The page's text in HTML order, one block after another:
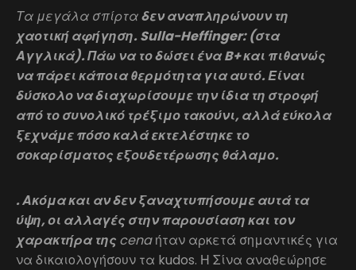
Τα μεγάλα σπίρταδεν αναπληρώνουν τη
χαοτική αφήγηση. Sulla-Heffinger: (στα
Αγγλικά). Πάω να το δώσει ένα B+ και πιθανώς
να πάρει κάποια θερμότητα για αυτό. Είναι
δύσκολο να διαχωρίσουμε την ίδια τη στροφή
από το συνολικό τρέξιμο τακούνι, αλλά εύκολα
ξεχνάμε πόσο καλά εκτελέστηκε το
σοκαρίσματος εξουδετέρωσης θάλαμο.
. Ακόμα και αν δεν ξαναχτυπήσουμε αυτά τα
ύψη, οι αλλαγές στην παρουσίαση και τον
χαρακτήρα της cenaήταν αρκετά σημαντικές για
να δικαιολογήσουν τα kudos. Η Σίνα αναθεώρησε